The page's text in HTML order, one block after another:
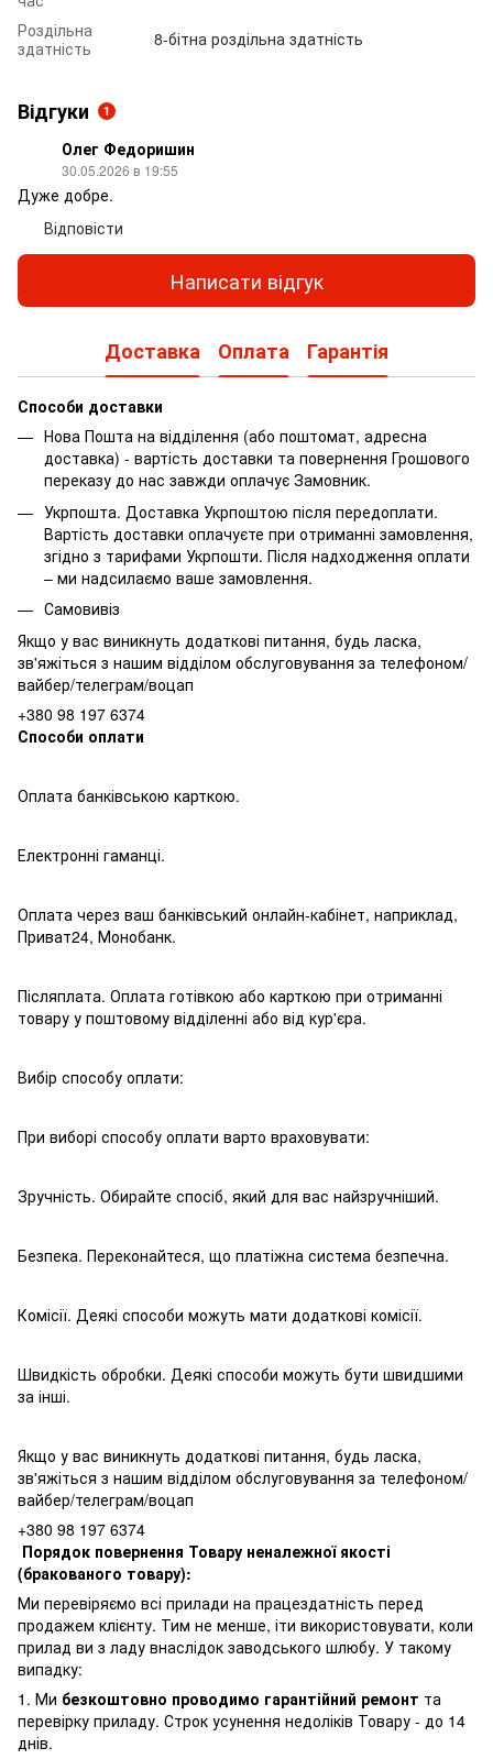
Роздільна
здатність
8-бітна роздільна здатність
Відгуки 1
Олег Федоришин
30.05.2026 в 19:55
Дуже добре.
Відповісти
Написати відгук
Доставка Оплата Гарантія
Способи доставки
Нова Пошта на відділення (або поштомат, адресна
доставка) - вартість доставки та повернення Грошового
переказу до нас завжди оплачує Замовник.
Укрпошта. Доставка Укрпоштою після передоплати.
Вартість доставки оплачуєте при отриманні замовлення,
згідно з тарифами Укрпошти. Після надходження оплати
– ми надсилаємо ваше замовлення.
Самовивіз
Якщо у вас виникнуть додаткові питання, будь ласка,
зв'яжіться з нашим відділом обслуговування за телефоном/
вайбер/телеграм/воцап
+380 98 197 6374
Способи оплати
Оплата банківською карткою.
Електронні гаманці.
Оплата через ваш банківський онлайн-кабінет, наприклад,
Приват24, Монобанк.
Післяплата. Оплата готівкою або карткою при отриманні
товару у поштовому відділенні або від кур'єра.
Вибір способу оплати:
При виборі способу оплати варто враховувати:
Зручність. Обирайте спосіб, який для вас найзручніший.
Безпека. Переконайтеся, що платіжна система безпечна.
Комісії. Деякі способи можуть мати додаткові комісії.
Швидкість обробки. Деякі способи можуть бути швидшими
за інші.
Якщо у вас виникнуть додаткові питання, будь ласка,
зв'яжіться з нашим відділом обслуговування за телефоном/
вайбер/телеграм/воцап
+380 98 197 6374
Порядок повернення Товару неналежної якості
(бракованого товару):
Ми перевіряємо всі прилади на працездатність перед
продажем клієнту. Тим не менше, іти використовувати, коли
прилад ви з ладу внаслідок заводського шлюбу. У такому
випадку:
1. Ми безкоштовно проводимо гарантійний ремонт та
перевірку приладу. Строк усунення недоліків Товару - до 14
днів.